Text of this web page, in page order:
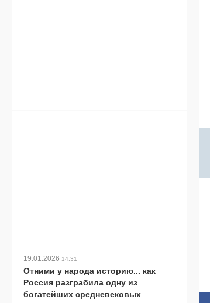
19.01.2026 14:31
Отними у народа историю... как
Россия разграбила одну из
богатейших средневековых